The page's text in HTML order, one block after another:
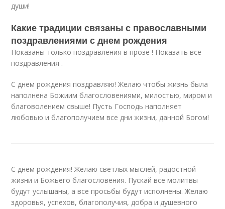
души!
Какие традиции связаны с православными
поздравлениями с днем рождения
Показаны только поздравления в прозе ! Показать все
поздравления .
С днем рождения поздравляю! Желаю чтобы жизнь была
наполнена Божиим благословениями, милостью, миром и
благоволением свыше! Пусть Господь наполняет
любовью и благополучием все дни жизни, данной Богом!
С днем рождения! Желаю светлых мыслей, радостной
жизни и Божьего благословения. Пускай все молитвы
будут услышаны, а все просьбы будут исполнены. Желаю
здоровья, успехов, благополучия, добра и душевного